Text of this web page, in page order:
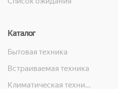
Каталог
Бытовая техника
Встраиваемая техника
Климатическая техника